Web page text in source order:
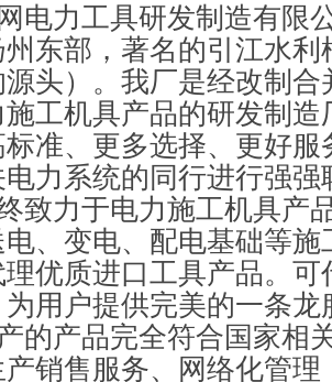
电力工具研发制造有限
东部，著名的引江水
头）。我厂是经改制
工机具产品的研发制
准、更多选择、更好
力系统的同行进行强强
力于电力施工机具产
、变电、配电基础等
优质进口工具产品。
用户提供完美的一条龙
产品完全符合国家相
销售服务、网络化管